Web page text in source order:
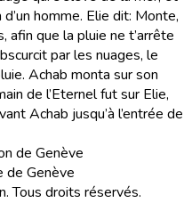
homme. Elie dit: Monte,
que la pluie ne t’arrête
par les nuages, le
Achab monta sur son
de l’Eternel fut sur Elie,
Achab jusqu’à l’entrée de
de Genève
Genève
Tous droits réservés.